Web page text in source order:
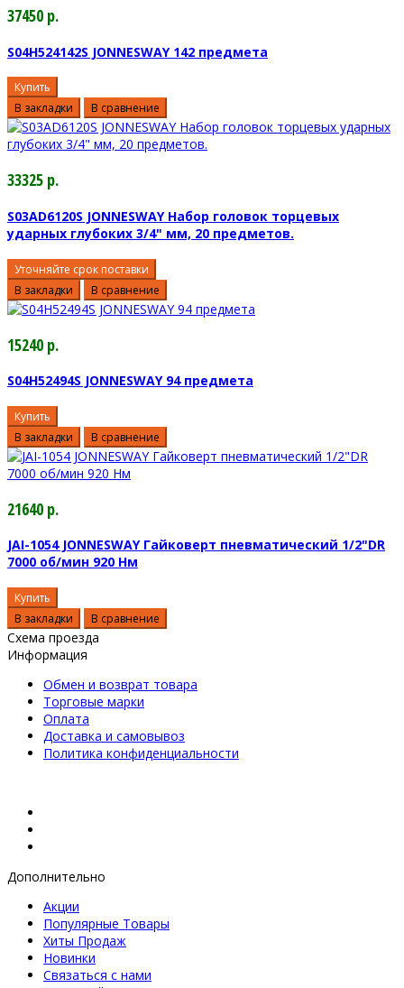
37450 р.
S04H524142S JONNESWAY 142 предмета
Купить
В закладки
В сравнение
33325 р.
S03AD6120S JONNESWAY Набор головок торцевых
ударных глубоких 3/4" мм, 20 предметов.
Уточняйте срок поставки
В закладки
В сравнение
15240 р.
S04H52494S JONNESWAY 94 предмета
Купить
В закладки
В сравнение
21640 р.
JAI-1054 JONNESWAY Гайковерт пневматический 1/2"DR
7000 об/мин 920 Нм
Купить
В закладки
В сравнение
Схема проезда
Информация
Обмен и возврат товара
Торговые марки
Оплата
Доставка и самовывоз
Политика конфиденциальности
Дополнительно
Акции
Популярные Товары
Хиты Продаж
Новинки
Связаться с нами